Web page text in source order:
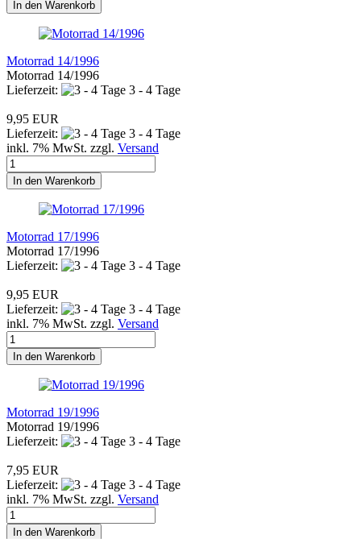
In den Warenkorb
Motorrad 14/1996
Motorrad 14/1996
Lieferzeit:
3 - 4 Tage
9,95 EUR
Lieferzeit:
3 - 4 Tage
inkl. 7% MwSt. zzgl. Versand
In den Warenkorb
Motorrad 17/1996
Motorrad 17/1996
Lieferzeit:
3 - 4 Tage
9,95 EUR
Lieferzeit:
3 - 4 Tage
inkl. 7% MwSt. zzgl. Versand
In den Warenkorb
Motorrad 19/1996
Motorrad 19/1996
Lieferzeit:
3 - 4 Tage
7,95 EUR
Lieferzeit:
3 - 4 Tage
inkl. 7% MwSt. zzgl. Versand
In den Warenkorb